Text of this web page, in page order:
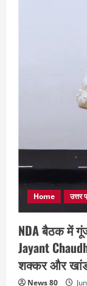
Home उत्तर
NDA बैठक में
Jayant
शक्कर और
News 80